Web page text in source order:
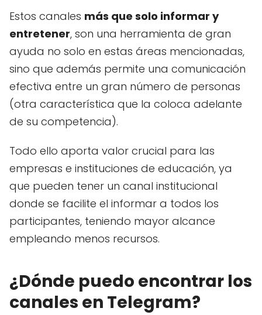
Estos canales más que solo informar y
entretener, son una herramienta de gran
ayuda no solo en estas áreas mencionadas,
sino que además permite una comunicación
efectiva entre un gran número de personas
(otra característica que la coloca adelante
de su competencia).
Todo ello aporta valor crucial para las
empresas e instituciones de educación, ya
que pueden tener un canal institucional
donde se facilite el informar a todos los
participantes, teniendo mayor alcance
empleando menos recursos.
¿Dónde puedo encontrar los
canales en Telegram?